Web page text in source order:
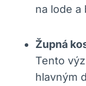
na lode a
Župná
Tento
hlavným